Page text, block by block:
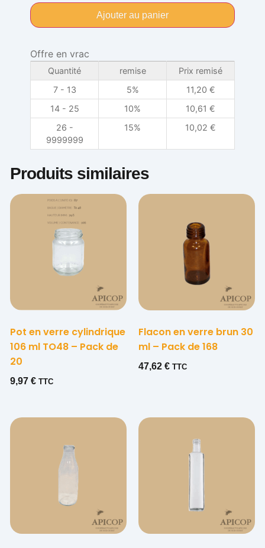
Ajouter au panier
Offre en vrac
Quantité remise
Prix remisé
7 - 13
5% 11,20 €
14 - 25
10% 10,61 €
26 -
9999999
15% 10,02 €
Produits similaires
Pot en verre cylindrique
106 ml TO48 – Pack de
20
9,97 € TTC
Flacon en verre brun 30
ml – Pack de 168
47,62 € TTC